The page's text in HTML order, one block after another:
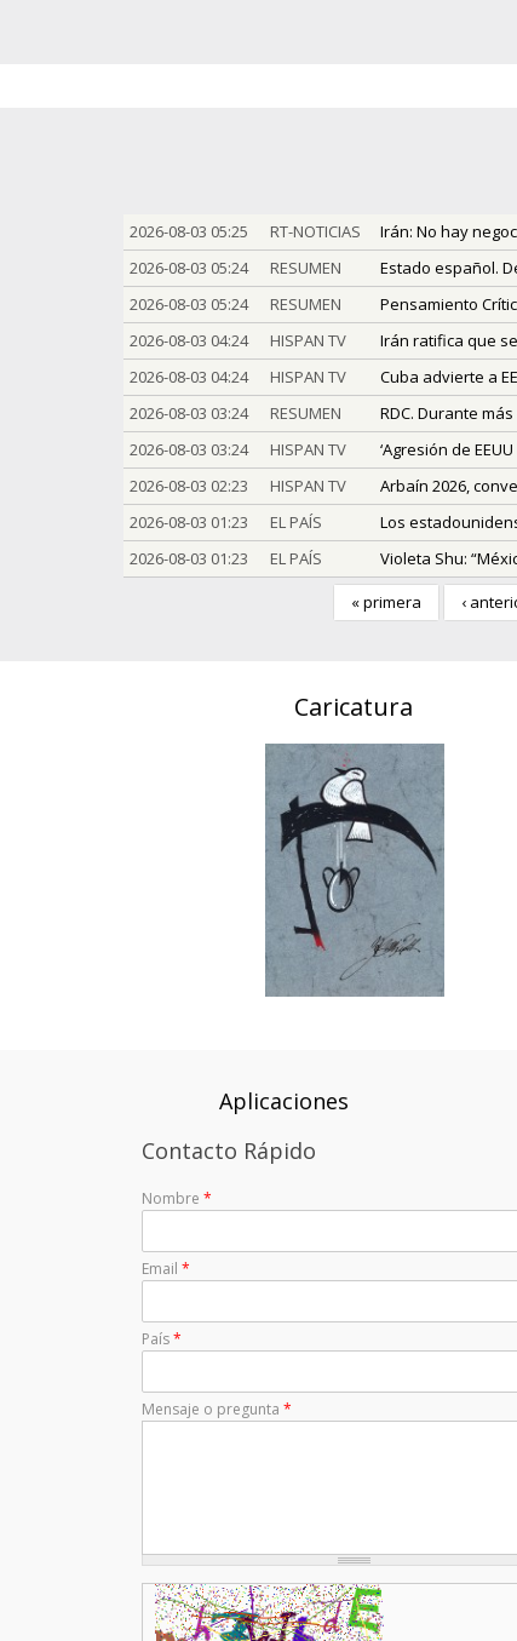
2026-08-03 05:25
RT-NOTICIAS
Irán: No hay
2026-08-03 05:24
RESUMEN
Estado español.
2026-08-03 05:24
RESUMEN
Pensamiento
2026-08-03 04:24
HISPAN TV
Irán ratifica que
2026-08-03 04:24
HISPAN TV
Cuba advierte a
2026-08-03 03:24
RESUMEN
RDC. Durante
2026-08-03 03:24
HISPAN TV
‘Agresión de
2026-08-03 02:23
HISPAN TV
Arbaín 2026,
2026-08-03 01:23
EL PAÍS
Los
2026-08-03 01:23
EL PAÍS
Violeta Shu:
« primera
‹
Caricatura
Aplicaciones
Contacto Rápido
Nombre *
Email *
País*
Mensaje o pregunta *